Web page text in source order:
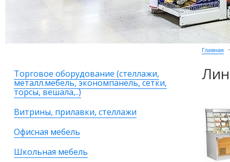
Торговое оборудование (стеллажи,
металл.мебель, экономпанель, сетки,
торсы, вешала,..)
Витрины, прилавки, стеллажи
Офисная мебель
Школьная мебель
Главная